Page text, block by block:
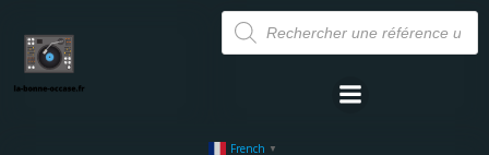
Aller
au
contenu
Recherche
de
produits
French ▼